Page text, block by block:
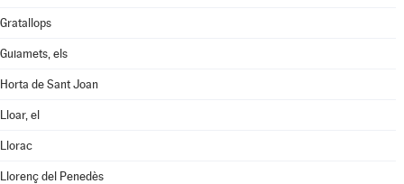
Gratallops
Guiamets, els
Horta de Sant Joan
Lloar, el
Llorac
Llorenç del Penedès